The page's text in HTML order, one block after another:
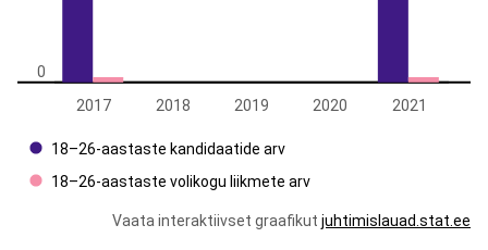
2017 2018 2019 2020 2021
0
18–26-aastaste kandidaatide arv
18–26-aastaste volikogu liikmete arv
Vaata interaktiivset graafikut juhtimislauad.stat.ee